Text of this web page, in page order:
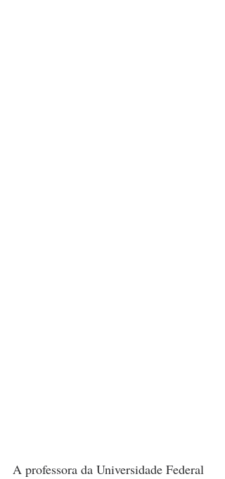
A professora da Universidade Federal